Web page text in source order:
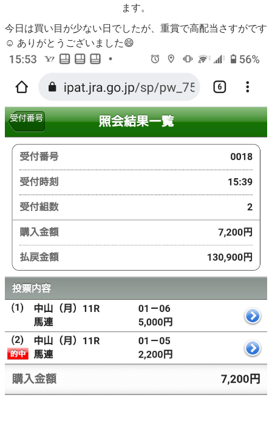
ます。
今日は買い目が少ない日でしたが、重賞で高配当さすがです
☺️ ありがとうございました😄